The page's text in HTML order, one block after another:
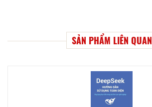
SẢN PHẨM LIÊN QUAN